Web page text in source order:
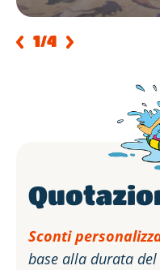
1/4
Sconti
base alla durata